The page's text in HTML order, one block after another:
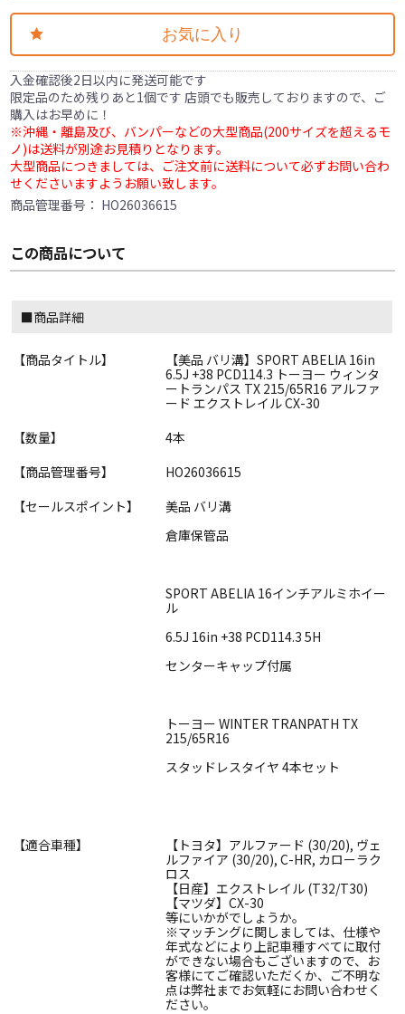
お気に入り
入金確認後2日以内に発送可能です
限定品のため残りあと1個です 店頭でも販売しておりますので、ご
購入はお早めに！
※沖縄・離島及び、バンパーなどの大型商品(200サイズを超えるモ
ノ)は送料が別途お見積りとなります。
大型商品につきましては、ご注文前に送料について必ずお問い合わ
せくださいますようお願い致します。
商品管理番号： HO26036615
この商品について
■商品詳細
【商品タイトル】
【美品 バリ溝】SPORT ABELIA 16in
6.5J +38 PCD114.3 トーヨー ウィンタ
ートランパス TX 215/65R16 アルファ
ード エクストレイル CX-30
【数量】
4本
【商品管理番号】
HO26036615
【セールスポイント】
美品 バリ溝
倉庫保管品
SPORT ABELIA 16インチアルミホイー
ル
6.5J 16in +38 PCD114.3 5H
センターキャップ付属
トーヨー WINTER TRANPATH TX
215/65R16
スタッドレスタイヤ 4本セット
【適合車種】
【トヨタ】アルファード (30/20), ヴェ
ルファイア (30/20), C-HR, カローラク
ロス
【日産】エクストレイル (T32/T30)
【マツダ】CX-30
等にいかがでしょうか。
※マッチングに関しましては、仕様や
年式などにより上記車種すべてに取付
ができない場合もございますので、お
客様にてご確認いただくか、ご不明な
点は弊社までお気軽にお問い合わせく
ださい。